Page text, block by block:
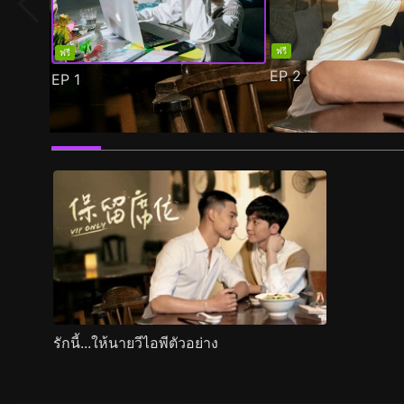
ฟรี
EP 1
ฟรี
EP2
ตัวอย่าง ภาพนิ่ง เนื้อหาที่แนะนำ รายละเอียด
รักนี้...ให้นายวีไอพีตัวอย่าง